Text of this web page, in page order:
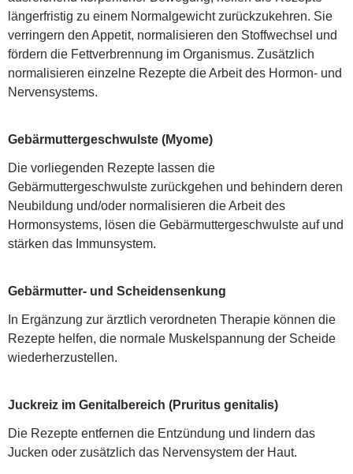
längerfristig zu einem Normalgewicht zurückzukehren. Sie
verringern den Appetit, normalisieren den Stoffwechsel und
fördern die Fettverbrennung im Organismus. Zusätzlich
normalisieren einzelne Rezepte die Arbeit des Hormon- und
Nervensystems.
Gebärmuttergeschwulste (Myome)
Die vorliegenden Rezepte lassen die
Gebärmuttergeschwulste zurückgehen und behindern deren
Neubildung und/oder normalisieren die Arbeit des
Hormonsystems, lösen die Gebärmuttergeschwulste auf und
stärken das Immunsystem.
Gebärmutter- und Scheidensenkung
In Ergänzung zur ärztlich verordneten Therapie können die
Rezepte helfen, die normale Muskelspannung der Scheide
wiederherzustellen.
Juckreiz im Genitalbereich (Pruritus genitalis)
Die Rezepte entfernen die Entzündung und lindern das
Jucken oder zusätzlich das Nervensystem der Haut.